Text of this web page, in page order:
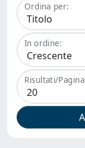
Ordina per:
In ordine:
Risultati/Pagina